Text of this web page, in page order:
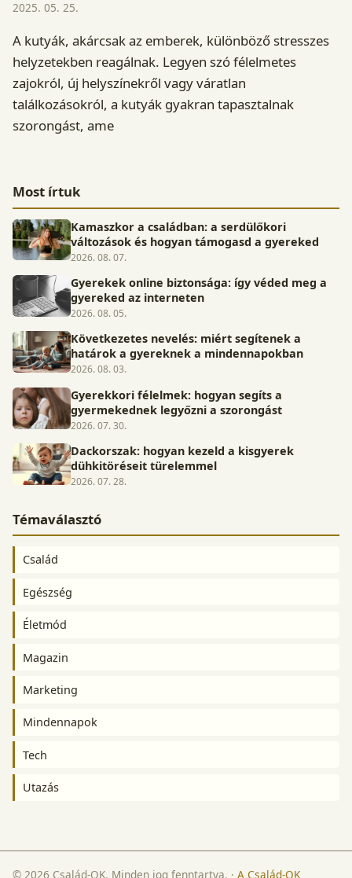
2025. 05. 25.
A kutyák, akárcsak az emberek, különböző stresszes
helyzetekben reagálnak. Legyen szó félelmetes
zajokról, új helyszínekről vagy váratlan
találkozásokról, a kutyák gyakran tapasztalnak
szorongást, ame
Most írtuk
Kamaszkor a családban: a serdülőkori
változások és hogyan támogasd a gyereked
2026. 08. 07.
Gyerekek online biztonsága: így véded meg a
gyereked az interneten
2026. 08. 05.
Következetes nevelés: miért segítenek a
határok a gyereknek a mindennapokban
2026. 08. 03.
Gyerekkori félelmek: hogyan segíts a
gyermekednek legyőzni a szorongást
2026. 07. 30.
Dackorszak: hogyan kezeld a kisgyerek
dühkitöréseit türelemmel
2026. 07. 28.
Témaválasztó
Család
Egészség
Életmód
Magazin
Marketing
Mindennapok
Tech
Utazás
© 2026 Család-OK. Minden jog fenntartva. · A Család-OK